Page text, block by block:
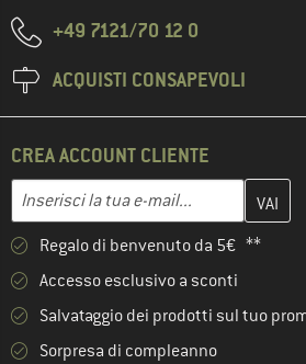
+49 7121/70 12 0
ACQUISTI CONSAPEVOLI
CREA ACCOUNT CLIENTE
Indirizzo e-mail
Inserisci qui il tuo indirizzo e-mail e
Regalo di benvenuto da 5€ **
Accesso esclusivo a sconti
Salvataggio dei prodotti sul tuo
Sorpresa di compleanno